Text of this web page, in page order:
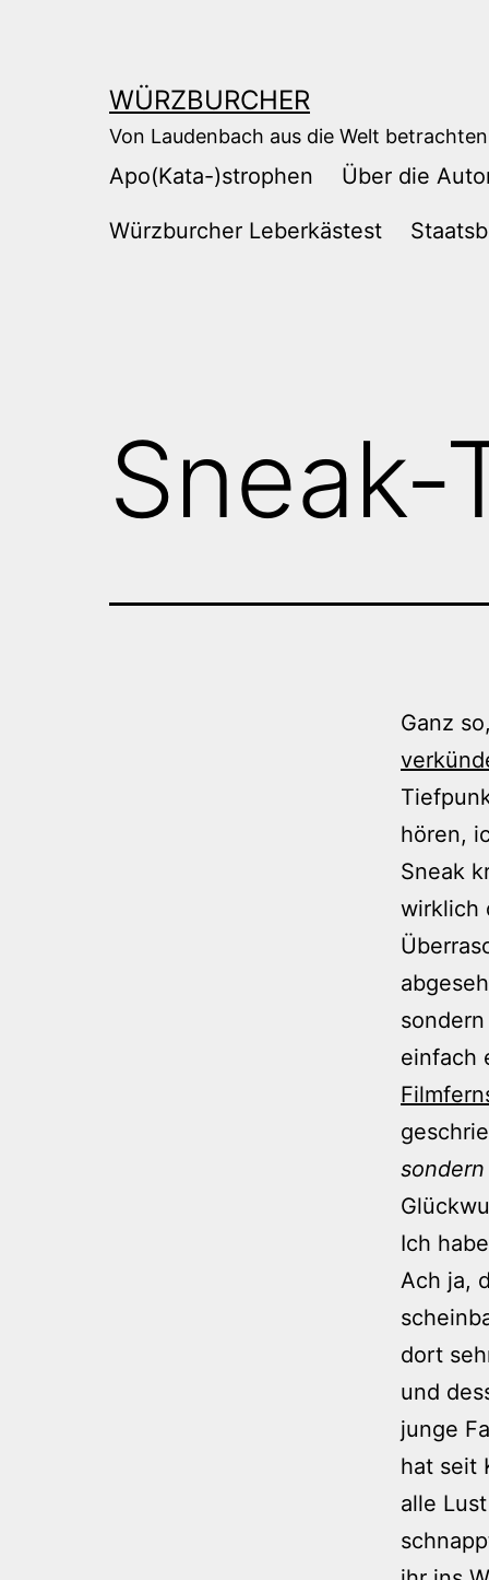
WÜRZBURCHER
Von Laudenbach aus die Welt betrachten
Apo(Kata-)strophen Über die
Würzburcher Leberkästest
Ganz
hören,
Sneak
wirklich
einfach
Ich
Ach ja,
dort
und
junge
hat seit
alle